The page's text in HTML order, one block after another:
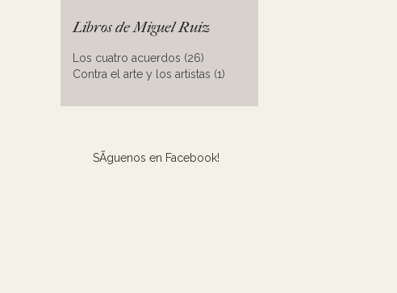
Libros de Miguel Ruiz
Los cuatro acuerdos (26)
Contra el arte y los artistas (1)
SÃ­guenos en Facebook!